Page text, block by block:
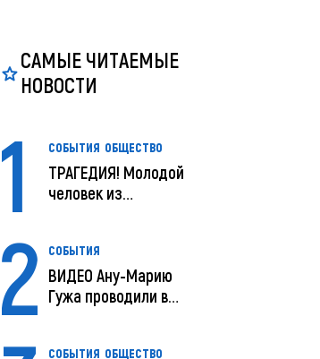
САМЫЕ ЧИТАЕМЫЕ
НОВОСТИ
1 СОБЫТИЯ ОБЩЕСТВО
ТРАГЕДИЯ! Молодой
человек из
2 СОБЫТИЯ
ВИДЕО Ану-Марию
Гужа проводили в
СОБЫТИЯ ОБЩЕСТВО